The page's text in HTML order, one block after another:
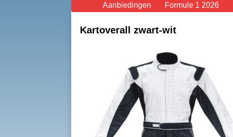
Aanbiedingen Formule 1 2026
Kartoverall zwart-wit